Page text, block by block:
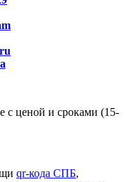
с ценой и сроками (15-
qr-кода СПБ,